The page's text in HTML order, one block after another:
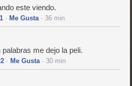
este viendo.
· Me Gusta· 36 min
palabras me dejo la peli.
· Me Gusta· 30 min